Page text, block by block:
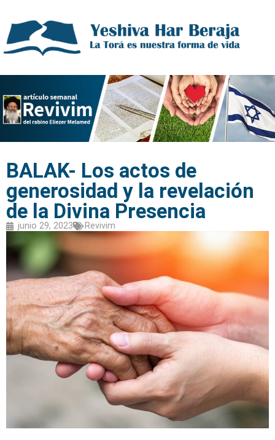
BALAK- Los actos de
generosidad y la revelación
de la Divina Presencia
junio 29, 2023 Revivim